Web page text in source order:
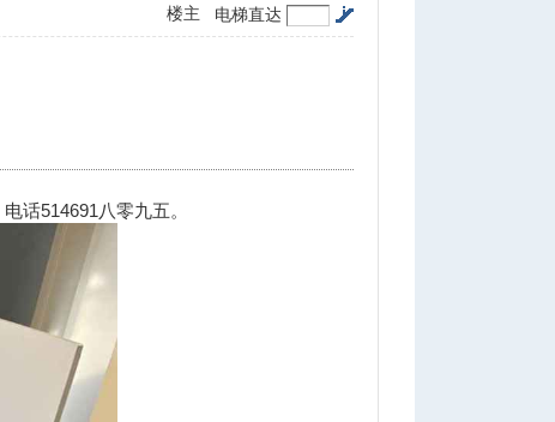
电梯直达
楼主
话514691八零九五。